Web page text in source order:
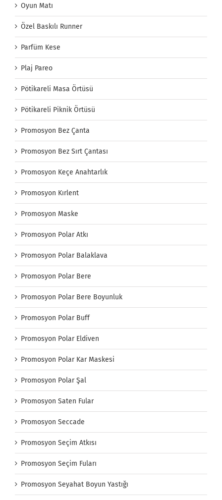
Oyun Matı
Özel Baskılı Runner
Parfüm Kese
Plaj Pareo
Pötikareli Masa Örtüsü
Pötikareli Piknik Örtüsü
Promosyon Bez Çanta
Promosyon Bez Sırt Çantası
Promosyon Keçe Anahtarlık
Promosyon Kırlent
Promosyon Maske
Promosyon Polar Atkı
Promosyon Polar Balaklava
Promosyon Polar Bere
Promosyon Polar Bere Boyunluk
Promosyon Polar Buff
Promosyon Polar Eldiven
Promosyon Polar Kar Maskesi
Promosyon Polar Şal
Promosyon Saten Fular
Promosyon Seccade
Promosyon Seçim Atkısı
Promosyon Seçim Fuları
Promosyon Seyahat Boyun Yastığı